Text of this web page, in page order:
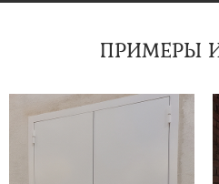
ПРИМЕРЫ